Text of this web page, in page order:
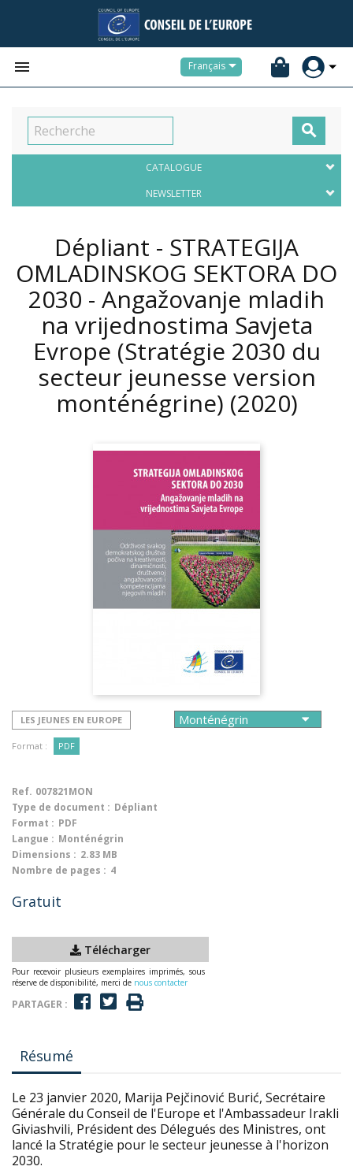
 Français

CATALOGUE
NEWSLETTER
Dépliant - STRATEGIJA
OMLADINSKOG SEKTORA DO
2030 - Angažovanje mladih
na vrijednostima Savjeta
Evrope (Stratégie 2030 du
secteur jeunesse version
monténégrine) (2020)
LES JEUNES EN EUROPE
Format : PDF
Ref. 007821MON
Type de document : Dépliant
Format : PDF
Langue : Monténégrin
Dimensions : 2.83 MB
Nombre de pages : 4
Gratuit
Télécharger
Pour recevoir plusieurs exemplaires imprimés, sous
réserve de disponibilité, merci de nous contacter
PARTAGER :
Résumé
Le 23 janvier 2020, Marija Pejčinović Burić, Secrétaire
Générale du Conseil de l'Europe et l'Ambassadeur Irakli
Giviashvili, Président des Délegués des Ministres, ont
lancé la Stratégie pour le secteur jeunesse à l'horizon
2030.